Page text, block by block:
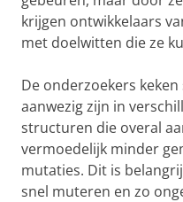
krijgen ontwikkelaars
met doelwitten die ze
De onderzoekers
aanwezig zijn in
structuren die overal
vermoedelijk minder
mutaties. Dit is
snel muteren en zo